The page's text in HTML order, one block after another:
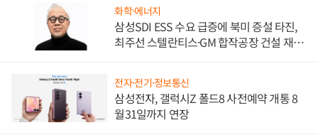
화학·에너지
삼성SDI ESS 수요 급증에 북미 증설 타진,
최주선 스텔란티스·GM 합작공장 건설 재추
전자·전기·정보통신
삼성전자, 갤럭시Z 폴드8 사전예약 개통 8
월31일까지 연장